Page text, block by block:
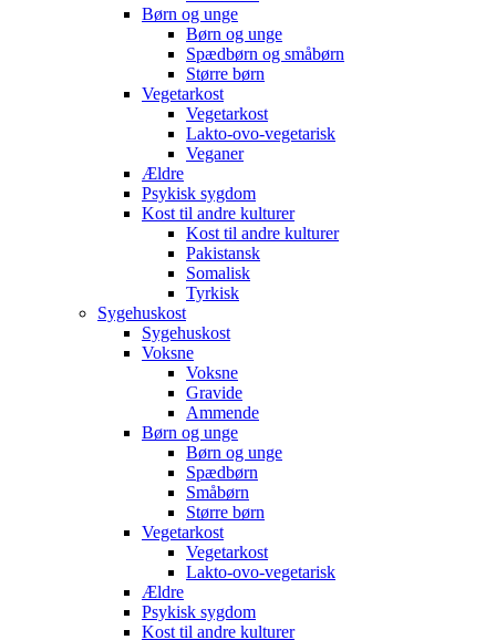
Børn og unge
Børn og unge
Spædbørn og småbørn
Større børn
Vegetarkost
Vegetarkost
Lakto-ovo-vegetarisk
Veganer
Ældre
Psykisk sygdom
Kost til andre kulturer
Kost til andre kulturer
Pakistansk
Somalisk
Tyrkisk
Sygehuskost
Sygehuskost
Voksne
Voksne
Gravide
Ammende
Børn og unge
Børn og unge
Spædbørn
Småbørn
Større børn
Vegetarkost
Vegetarkost
Lakto-ovo-vegetarisk
Ældre
Psykisk sygdom
Kost til andre kulturer